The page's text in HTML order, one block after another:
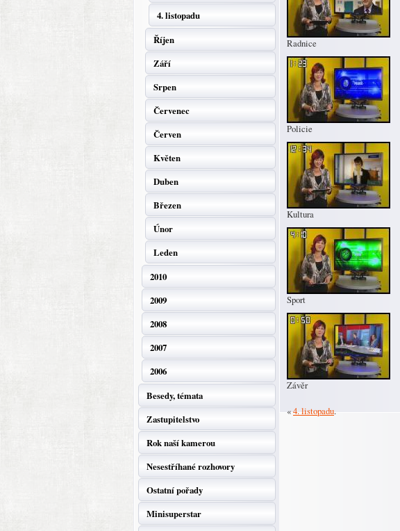
4. listopadu
Říjen
Září
Srpen
Červenec
Červen
Květen
Duben
Březen
Únor
Leden
2010
2009
2008
2007
2006
Besedy, témata
Zastupitelstvo
Rok naší kamerou
Nesestříhané rozhovory
Ostatní pořady
Minisuperstar
Radnice
Policie
Kultura
Sport
Závěr
«4. listopadu.